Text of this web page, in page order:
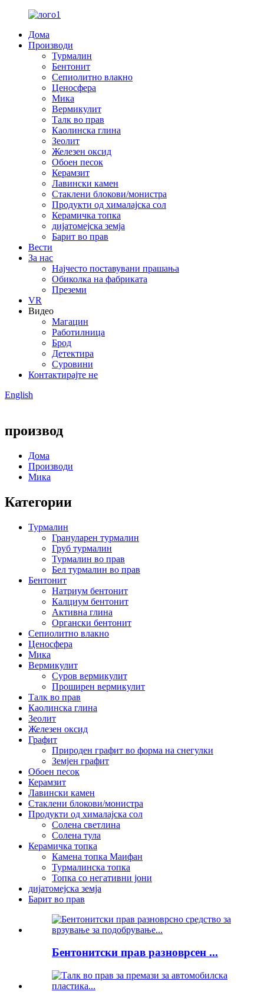
Дома
Производи
Турмалин
Бентонит
Сепиолитно влакно
Ценосфера
Мика
Вермикулит
Талк во прав
Каолинска глина
Зеолит
Железен оксид
Обоен песок
Керамзит
Лавински камен
Стаклени блокови/монистра
Продукти од хималајска сол
Керамичка топка
дијатомејска земја
Барит во прав
Вести
За нас
Најчесто поставувани прашања
Обиколка на фабриката
Преземи
VR
Видео
Магацин
Работилница
Брод
Детектира
Суровини
Контактирајте не
English
производ
Дома
Производи
Мика
Категории
Турмалин
Грануларен турмалин
Груб турмалин
Турмалин во прав
Бел турмалин во прав
Бентонит
Натриум бентонит
Калциум бентонит
Активна глина
Органски бентонит
Сепиолитно влакно
Ценосфера
Мика
Вермикулит
Суров вермикулит
Проширен вермикулит
Талк во прав
Каолинска глина
Зеолит
Железен оксид
Графит
Природен графит во форма на снегулки
Земјен графит
Обоен песок
Керамзит
Лавински камен
Стаклени блокови/монистра
Продукти од хималајска сол
Солена светлина
Солена тула
Керамичка топка
Камена топка Маифан
Турмалинска топка
Топка со негативни јони
дијатомејска земја
Барит во прав
Бентонитски прав разноврсен ...